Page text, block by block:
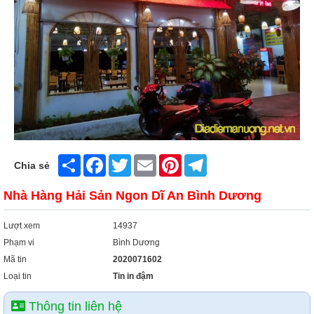
Chia sẻ Share FacebookTwitter Email Pinterest
Nhà Hàng Hải Sản Ngon Dĩ An Bình Dương
Lượt xem
14937
Phạm vi
Bình Dương
Mã tin
2020071602
Loại tin
Tin in đậm
Thông tin liên hệ